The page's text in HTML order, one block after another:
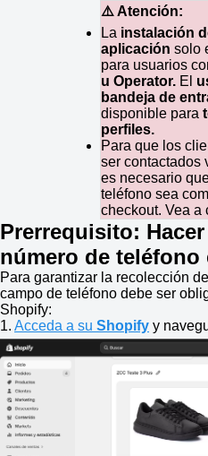
⚠️ Atención:
La instalación
aplicación solo
para usuarios
u Operator. El
bandeja de
disponible para
perfiles.
Para que los
ser contactados
es necesario
teléfono sea
checkout. Vea a
Prerrequisito:
número de teléfono
Para garantizar la recolección
campo de teléfono debe ser
Shopify:
1. Acceda a su Shopify y